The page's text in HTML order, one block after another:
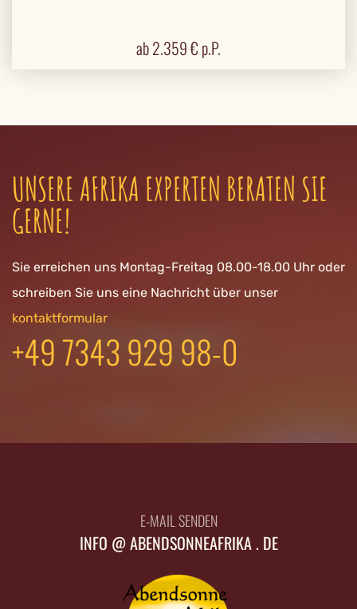
ab2.359€ p.P.
UNSERE AFRIKA EXPERTEN BERATEN SIE
GERNE!
Sie erreichen uns Montag-Freitag 08.00-18.00 Uhr oder
schreiben Sie uns eine Nachricht über unser
kontaktformular
+49 7343 929 98-0
E-MAIL SENDEN
INFO @ ABENDSONNEAFRIKA . DE